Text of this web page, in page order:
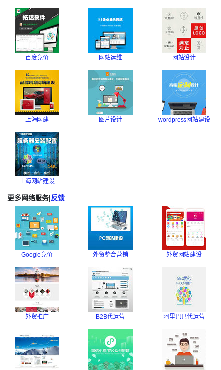
百度竞价 网站运维 网站设计
上海网建 图片设计 wordpress网站建设
上海网站建设
更多网络服务|反馈
Google竞价 外贸整合营销 外贸网站建设
外贸推广 B2B代运营 阿里巴巴代运营